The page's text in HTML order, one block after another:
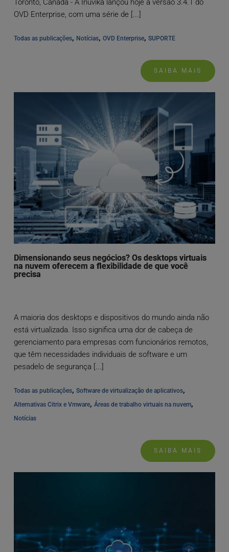
Toronto, Canadá - A Inuvika lançou hoje a versão 3.4.1 do
OVD Enterprise, com uma série de [...]
Todas as publicações, Notícias, OVD Enterprise, SUPORTE
SAIBA MAIS
Dimensionando seus negócios? Os desktops virtuais
na nuvem oferecem a flexibilidade de que você
precisa
A maioria dos desktops e dispositivos do mundo ainda não
está virtualizada. Isso significa uma dor de cabeça de
gerenciamento para empresas com funcionários remotos,
que têm necessidades individuais de software e um
pesadelo de segurança [...]
Todas as publicações, Software de virtualização de aplicativos
Alternativas Citrix e Vmware, Áreas de trabalho virtuais na nuvem
Notícias
SAIBA MAIS